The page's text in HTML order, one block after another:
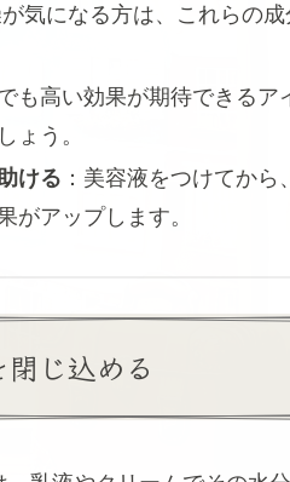
気になる方は、これらの
も高い効果が期待できるア
ょう。
ける ：美容液をつけてか
がアップします。
じ込める